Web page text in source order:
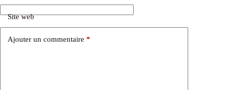
Site web
Ajouter un commentaire *